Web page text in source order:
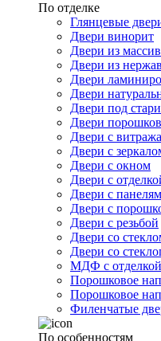
По отделке
Глянцевые
Двери винорит
Двери из
Двери из
Двери
Двери
Двери под
Двери
Двери с
Двери с
Двери с окном
Двери с
Двери с
Двери с
Двери с резьбой
Двери со
Двери со
МДФ с
Порошковое
Порошковое
Филенчатые
По особенностям